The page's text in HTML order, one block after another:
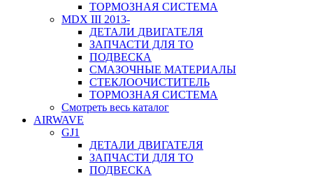
ТОРМОЗНАЯ СИСТЕМА
MDX III 2013-
ДЕТАЛИ ДВИГАТЕЛЯ
ЗАПЧАСТИ ДЛЯ ТО
ПОДВЕСКА
СМАЗОЧНЫЕ МАТЕРИАЛЫ
СТЕКЛООЧИСТИТЕЛЬ
ТОРМОЗНАЯ СИСТЕМА
Смотреть весь каталог
AIRWAVE
GJ1
ДЕТАЛИ ДВИГАТЕЛЯ
ЗАПЧАСТИ ДЛЯ ТО
ПОДВЕСКА